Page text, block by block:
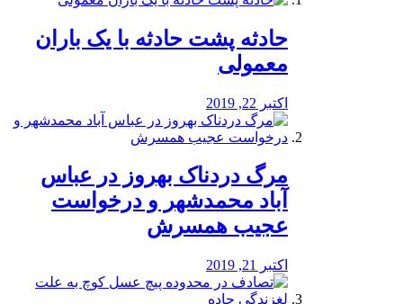
️حادثه پشت حادثه با یک باران
معمولی
اکتبر 22, 2019
مرگ دردناک بهروز در عباس
آباد محمدشهر و درخواست
عجیب همسرش
اکتبر 21, 2019